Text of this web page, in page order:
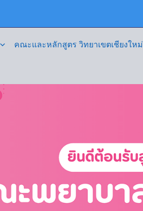
คณะและหลักสูตร วิทยาเขตเชียงใหม่